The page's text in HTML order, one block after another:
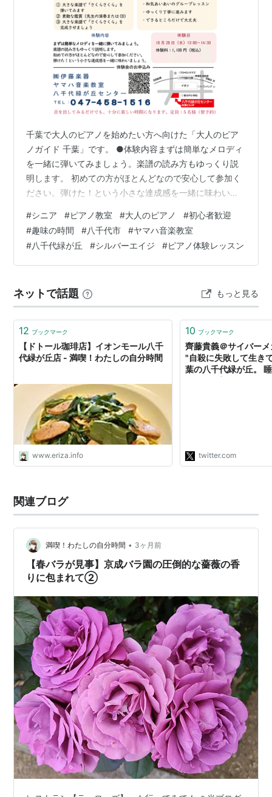
千葉で大人のピアノを始めたい方へ向けた「大人のピア
ノガイド 千葉」です。 ●体験内容まずは簡単なメロディ
を一緒に弾いてみましょう。楽譜の読み方もゆっくり説
明します。 初めての方がほとんどなので安心して参加く
ださい。弾けた！という小さな達成感を一緒に味わいま
料：1,100円（税込） ▼ 体験会のお申込みはこちら
https://www.ito-ongaku.com/classroom/yachiyo-
midorigaoka/yachiyo-midorigaoka-58/ ●お申込み先ヤ
マハ音楽教室 八千代緑が丘センターTEL：047-…
#シニア #ピアノ教室 #大人のピアノ #初心者歓迎
#趣味の時間 #八千代市 #ヤマハ音楽教室
#八千代緑が丘 #シルバーエイジ #ピアノ体験レッスン
ネットで話題 もっと見る
12 ブックマーク
【ドトール珈琲店】イオンモール八千
代緑が丘店 - 満喫！わたしの自分時間
www.eriza.info
10 ブックマーク
齊藤貴義＠サイバー
"自殺に失敗して生き
葉の八千代緑が丘。
twitter.com
関連ブログ
満喫！わたしの自分時間 • 3ヶ月前
【春バラが見事】京成バラ園の圧倒的な薔薇の香
りに包まれて②